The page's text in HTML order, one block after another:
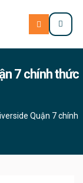
7 chính thức
Quận 7 chính